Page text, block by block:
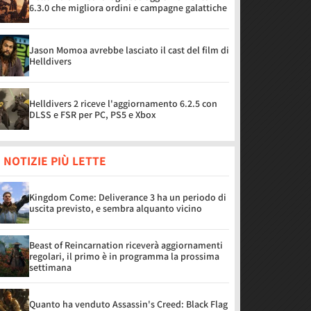
6.3.0 che migliora ordini e campagne galattiche
Jason Momoa avrebbe lasciato il cast del film di
Helldivers
Helldivers 2 riceve l'aggiornamento 6.2.5 con
DLSS e FSR per PC, PS5 e Xbox
NOTIZIE PIÙ LETTE
Kingdom Come: Deliverance 3 ha un periodo di
uscita previsto, e sembra alquanto vicino
Beast of Reincarnation riceverà aggiornamenti
regolari, il primo è in programma la prossima
settimana
Quanto ha venduto Assassin's Creed: Black Flag